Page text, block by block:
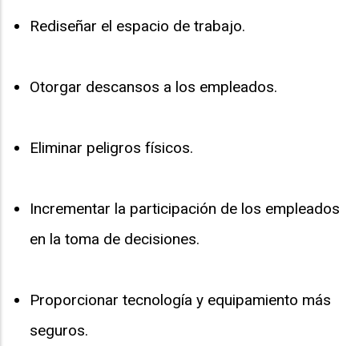
Rediseñar el espacio de trabajo.
Otorgar descansos a los empleados.
Eliminar peligros físicos.
Incrementar la participación de los empleados
en la toma de decisiones.
Proporcionar tecnología y equipamiento más
seguros.